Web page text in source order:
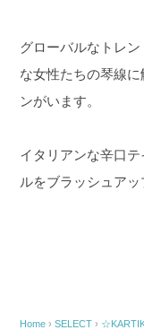
グローバルなトレ
な女性たちの琴線
ンがいます。
イタリアンな辛口
ルをブラッシュアッ
Home ›SELECT ›